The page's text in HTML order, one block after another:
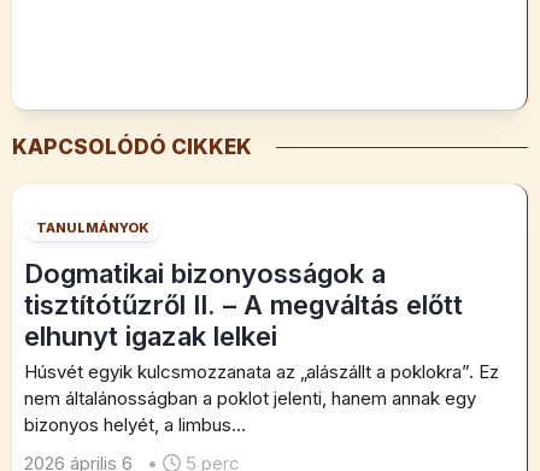
KAPCSOLÓDÓ CIKKEK
TANULMÁNYOK
Dogmatikai bizonyosságok a
tisztítótűzről II. – A megváltás előtt
elhunyt igazak lelkei
Húsvét egyik kulcsmozzanata az „alászállt a poklokra”. Ez
nem általánosságban a poklot jelenti, hanem annak egy
bizonyos helyét, a limbus...
2026 április 6
• 5 perc